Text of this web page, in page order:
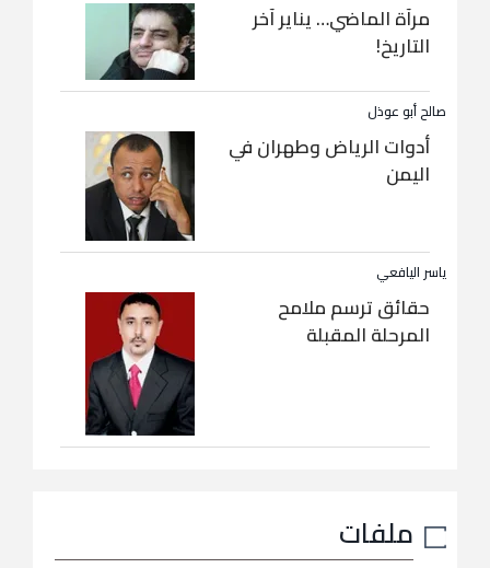
مرآة الماضي… يناير آخر
التاريخ!
صالح أبو عوذل
أدوات الرياض وطهران في
اليمن
ياسر اليافعي
حقائق ترسم ملامح
المرحلة المقبلة
ملفات